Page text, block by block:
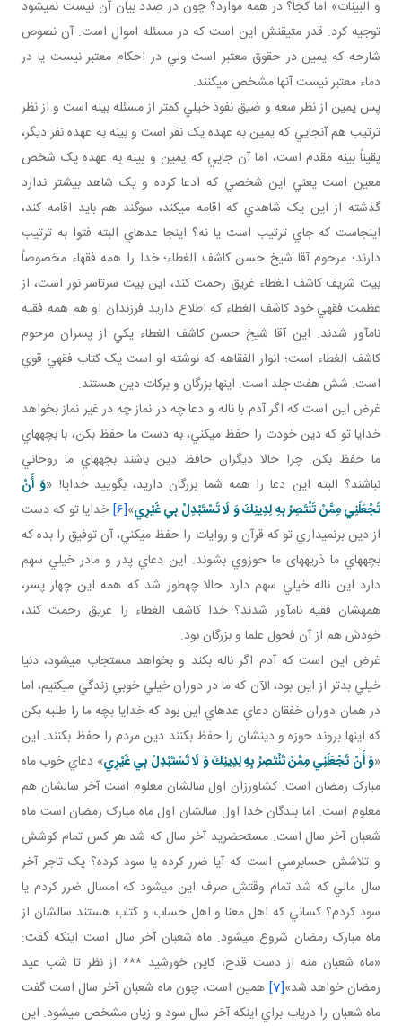
و البينات» اما کجا؟ در همه موارد؟ چون در صدد بيان آن نيست نمي شود
توجيه کرد. قدر متيقنش اين است که در مسئله اموال است. آن نصوص
شارحه که يمين در حقوق معتبر است ولي در احکام معتبر نيست يا در
دماء معتبر نيست آنها مشخص مي کنند.
پس يمين از نظر سعه و ضيق نفوذ خيلي کمتر از مسئله بينه است و از نظر
ترتيب هم آنجايي که يمين به عهده يک نفر است و بينه به عهده نفر ديگر،
يقيناً بينه مقدم است، اما آن جايي که يمين و بينه به عهده يک شخص
معين است يعني اين شخصي که ادعا کرده و يک شاهد بيشتر ندارد
گذشته از اين يک شاهدي که اقامه مي کند، سوگند هم بايد اقامه کند،
اينجاست که جاي ترتيب است يا نه؟ اينجا عده اي البته فتوا به ترتيب
دارند؛ مرحوم آقا شيخ حسن کاشف الغطاء؛ خدا را همه فقهاء مخصوصاً
بيت شريف کاشف الغطاء غريق رحمت کند، اين بيت سرتاسر نور است، از
عظمت فقهي خود کاشف الغطاء که اطلاع داريد فرزندان او هم همه فقيه
نام آور شدند. اين آقا شيخ حسن کاشف الغطاء يکي از پسران مرحوم
کاشف الغطاء است؛ انوار الفقاهه که نوشته او است يک کتاب فقهي قوي
است. شش هفت جلد است. اينها بزرگان و برکات دين هستند.
غرض اين است که اگر آدم با ناله و دعا چه در نماز چه در غير نماز بخواهد
خدايا تو که دين خودت را حفظ مي کني، به دست ما حفظ بکن، با بچه هاي
ما حفظ بکن. چرا حالا ديگران حافظ دين باشند بچه هاي ما روحاني
نباشند؟ البته اين دعا را همه شما بزرگان داريد، بگوييد خدايا! «وَ أَنْ
تَجْعَلَنِي مِمَّنْ تَنْتَصِرُ بِهِ لِدِينِكَ وَ لَا تَسْتَبْدِلْ بِي غَيْرِي»
[6]
خدايا تو که دست
از دين برنمي داري تو که قرآن و روايات را حفظ مي کني، آن توفيق را بده که
بچه هاي ما ذريه­های ما حوزوي بشوند. اين دعاي پدر و مادر خيلي سهم
دارد اين ناله خيلي سهم دارد حالا چه طور شد که همه اين چهار پسر،
همه شان فقيه نام آور شدند؟ خدا کاشف الغطاء را غريق رحمت کند،
خودش هم از آن فحول علما و بزرگان بود.
غرض اين است که آدم اگر ناله بکند و بخواهد مستجاب می­شود، دنيا
خيلي بدتر از اين بود، الآن که ما در دوران خيلي خوبي زندگي مي کنيم، اما
در همان دوران خفقان دعاي عده اي اين بود که خدايا بچه ما را طلبه بکن
که اينها بروند حوزه و دينشان را حفظ بکنند دين مردم را حفظ بکنند. اين
«وَ أَنْ تَجْعَلَنِي مِمَّنْ تَنْتَصِرُ بِهِ لِدِينِكَ وَ لَا تَسْتَبْدِلْ بِي غَيْرِي» دعاي خوب ماه
مبارک رمضان است. کشاورزان اول سالشان معلوم است آخر سالشان هم
معلوم است. اما بندگان خدا اول سالشان اول ماه مبارک رمضان است ماه
شعبان آخر سال است. مستحضريد آخر سال که شد هر کس تمام کوشش
و تلاشش حسابرسي است که آيا ضرر کرده يا سود کرده؟ يک تاجر آخر
سال مالي که شد تمام وقتش صرف اين مي شود که امسال ضرر کردم يا
سود کردم؟ کساني که اهل معنا و اهل حساب و کتاب هستند سالشان از
ماه مبارک رمضان شروع مي شود. ماه شعبان آخر سال است اينکه گفت:
«ماه شعبان منه از دست قدح، کاين خورشيد *** از نظر تا شب عيد
رمضان خواهد شد»[7]
همين است، چون ماه شعبان آخر سال است گفت
ماه شعبان را درياب براي اينکه آخر سال سود و زيان مشخص مي شود. اين